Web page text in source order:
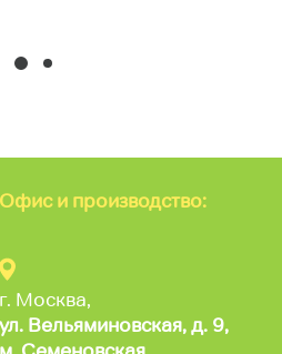
Офис и производство:
г. Москва,
ул. Вельяминовская,д. 9,